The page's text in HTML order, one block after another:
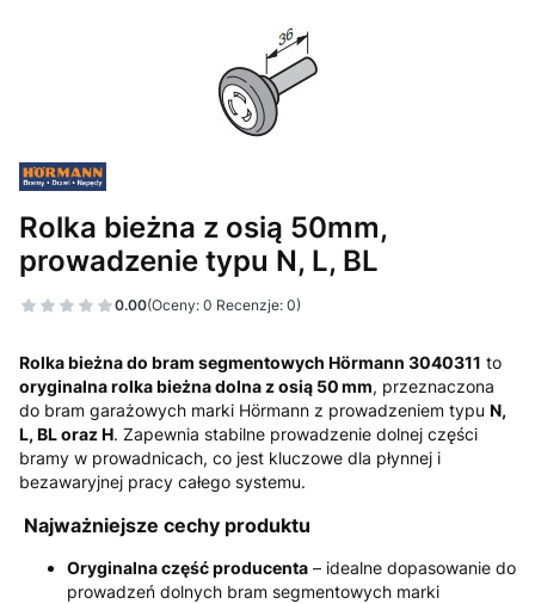
Rolka bieżna z osią 50mm,
prowadzenie typu N, L, BL
0.00(Oceny: 0 Recenzje: 0)
Rolka bieżna do bram segmentowych Hörmann 3040311 to
oryginalna rolka bieżna dolna z osią 50 mm, przeznaczona
do bram garażowych marki Hörmann z prowadzeniem typu N,
L, BL oraz H. Zapewnia stabilne prowadzenie dolnej części
bramy w prowadnicach, co jest kluczowe dla płynnej i
bezawaryjnej pracy całego systemu.
Najważniejsze cechy produktu
Oryginalna część producenta – idealne dopasowanie do
prowadzeń dolnych bram segmentowych marki